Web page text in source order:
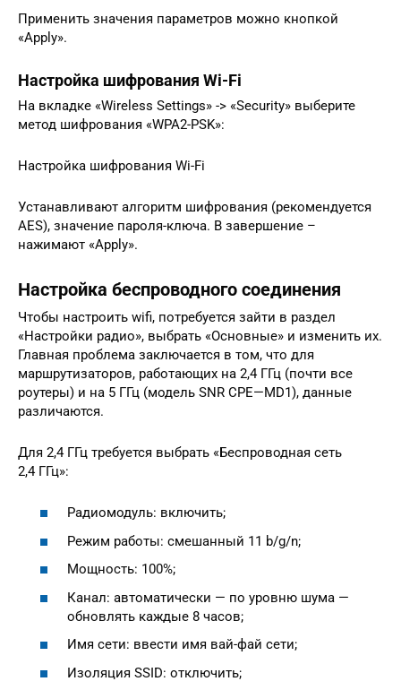
Применить значения параметров можно кнопкой
«Apply».
Настройка шифрования Wi-Fi
На вкладке «Wireless Settings» -> «Security» выберите
метод шифрования «WPA2-PSK»:
Настройка шифрования Wi-Fi
Устанавливают алгоритм шифрования (рекомендуется
AES), значение пароля-ключа. В завершение –
нажимают «Apply».
Настройка беспроводного соединения
Чтобы настроить wifi, потребуется зайти в раздел
«Настройки радио», выбрать «Основные» и изменить их.
Главная проблема заключается в том, что для
маршрутизаторов, работающих на 2,4 ГГц (почти все
роутеры) и на 5 ГГц (модель SNR CPE—MD1), данные
различаются.
Для 2,4 ГГц требуется выбрать «Беспроводная сеть
2,4 ГГц»:
Радиомодуль: включить;
Режим работы: смешанный 11 b/g/n;
Мощность: 100%;
Канал: автоматически — по уровню шума —
обновлять каждые 8 часов;
Имя сети: ввести имя вай-фай сети;
Изоляция SSID: отключить;